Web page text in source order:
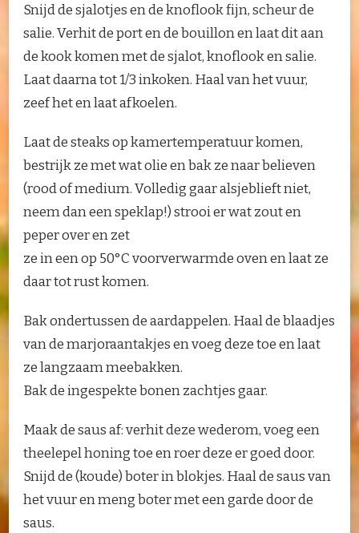
Snijd de sjalotjes en de knoflook fijn, scheur de
salie. Verhit de port en de bouillon en laat dit aan
de kook komen met de sjalot, knoflook en salie.
Laat daarna tot 1/3 inkoken. Haal van het vuur,
zeef het en laat afkoelen.
Laat de steaks op kamertemperatuur komen,
bestrijk ze met wat olie en bak ze naar believen
(rood of medium. Volledig gaar alsjeblieft niet,
neem dan een speklap!) strooi er wat zout en
peper over en zet
ze in een op 50°C voorverwarmde oven en laat ze
daar tot rust komen.
Bak ondertussen de aardappelen. Haal de blaadjes
van de marjoraantakjes en voeg deze toe en laat
ze langzaam meebakken.
Bak de ingespekte bonen zachtjes gaar.
Maak de saus af: verhit deze wederom, voeg een
theelepel honing toe en roer deze er goed door.
Snijd de (koude) boter in blokjes. Haal de saus van
het vuur en meng boter met een garde door de
saus.